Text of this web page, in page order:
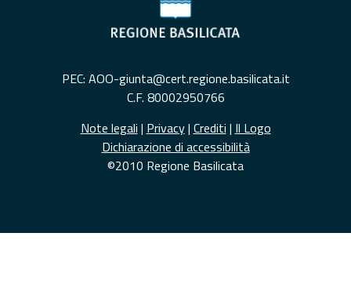
PEC: AOO-giunta@cert.regione.basilicata.it
C.F. 80002950766
Note legali | Privacy| Crediti | Il Logo
Dichiarazione di accessibilità
©2010 Regione Basilicata